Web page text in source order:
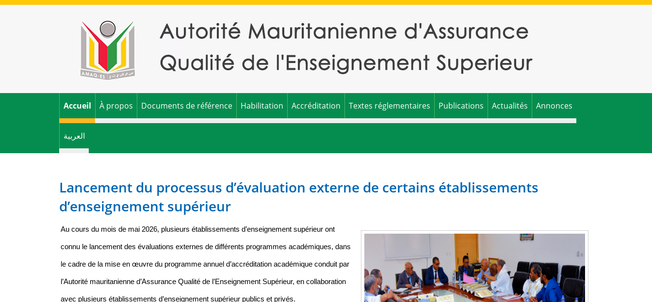
Accueil À propos Documents de référence Habilitation Accréditation Textes réglementaires Publications Actualités Annonces
العربية
Lancement du processus d’évaluation externe de certains établissements
d’enseignement supérieur
Au cours du mois de mai 2026, plusieurs établissements d’enseignement supérieur ont
connu le lancement des évaluations externes de différents programmes académiques, dans
le cadre de la mise en œuvre du programme annuel d’accréditation académique conduit par
l’Autorité mauritanienne d’Assurance Qualité de l’Enseignement Supérieur, en collaboration
avec plusieurs établissements d’enseignement supérieur publics et privés.